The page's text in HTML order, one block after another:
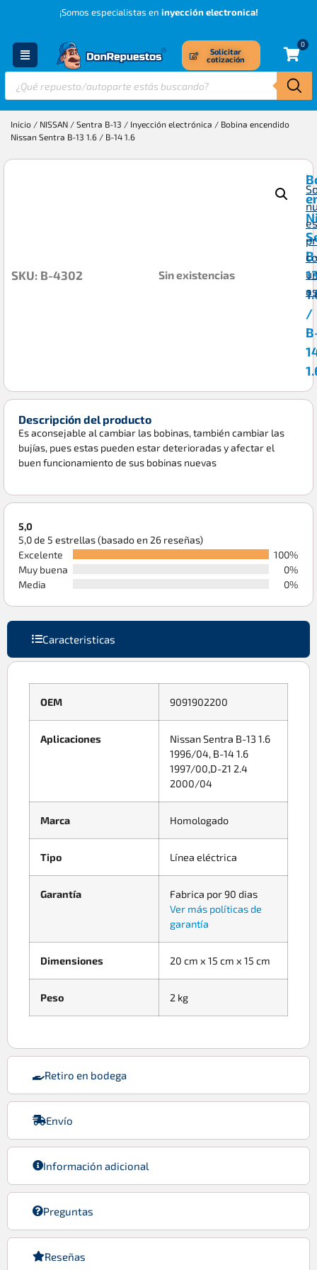
¡Somos especialistas en inyección electronica!
Solicitar
cotización
0
Inicio / NISSAN / Sentra B-13 / Inyección electrónica / Bobina encendido
Nissan Sentra B-13 1.6 / B-14 1.6
/
SKU: B-4302 Sin existencias
Descripción del producto
Es aconsejable al cambiar las bobinas, también cambiar las
bujías, pues estas pueden estar deterioradas y afectar el
buen funcionamiento de sus bobinas nuevas
5,0
5,0 de 5 estrellas (basado en 26 reseñas)
Excelente
100%
Muy buena
0%
Media
0%
Caracteristicas
Retiro en bodega
Envío
Información adicional
Preguntas
Reseñas
OEM 9091902200
Aplicaciones
Nissan Sentra B-13 1.6
1996/04, B-14 1.6
1997/00,D-21 2.4
2000/04
Marca Homologado
Tipo Línea eléctrica
Garantía
Fabrica por 90 dias
Ver más políticas de
garantía
Dimensiones 20 cm x 15 cm x 15 cm
Peso 2 kg